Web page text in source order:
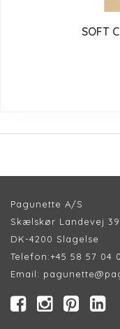
SOFT
Pagunette A/S
Skælskør Landevej 39
DK-4200 Slagelse
Telefon:+45 58 57 04
Email: